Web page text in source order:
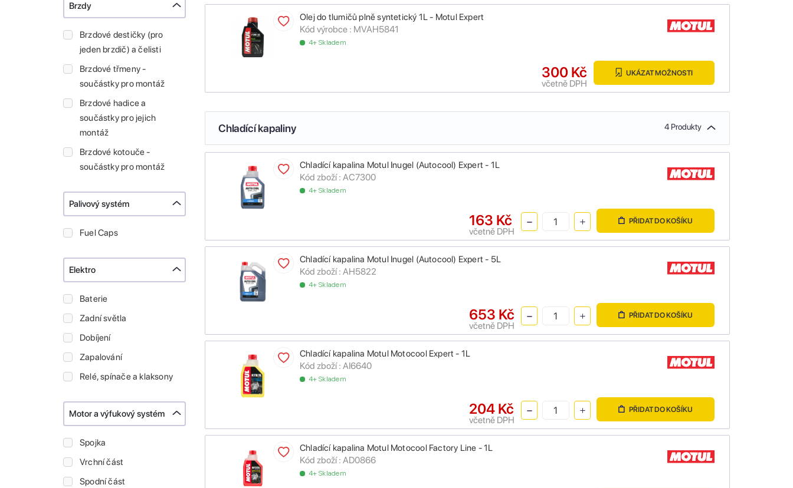
Brzdy
Brzdové destičky (pro
jeden brzdič) a čelisti
Brzdové třmeny -
součástky pro montáž
Brzdové hadice a
součástky pro jejich
montáž
Brzdové kotouče -
součástky pro montáž
Palivový systém
Fuel Caps
Elektro
Baterie
Zadní světla
Dobíjení
Zapalování
Relé, spínače a klaksony
Motor a výfukový systém
Spojka
Vrchní část
Spodní část
Olej do tlumičů plně syntetický 1L - Motul Expert
Kód výrobce : MVAH5841
4+ Skladem
300 Kč
včetně DPH
UKÁZAT MOŽNOSTI
Chladící kapaliny 4 Produkty
Chladící kapalina Motul Inugel (Autocool) Expert - 1L
Kód zboží : AC7300
4+ Skladem
163 Kč
včetně DPH
PŘIDAT DO KOŠÍKU
Chladící kapalina Motul Inugel (Autocool) Expert - 5L
Kód zboží : AH5822
4+ Skladem
653 Kč
včetně DPH
PŘIDAT DO KOŠÍKU
Chladící kapalina Motul Motocool Expert - 1L
Kód zboží : AI6640
4+ Skladem
204 Kč
včetně DPH
PŘIDAT DO KOŠÍKU
Chladící kapalina Motul Motocool Factory Line - 1L
Kód zboží : AD0866
4+ Skladem